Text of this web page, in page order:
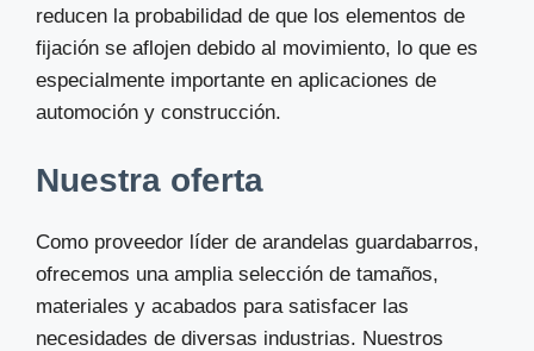
reducen la probabilidad de que los elementos de
fijación se aflojen debido al movimiento, lo que es
especialmente importante en aplicaciones de
automoción y construcción.
Nuestra oferta
Como proveedor líder de arandelas guardabarros,
ofrecemos una amplia selección de tamaños,
materiales y acabados para satisfacer las
necesidades de diversas industrias. Nuestros